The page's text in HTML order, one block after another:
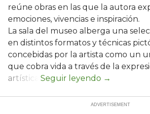
reúne obras en las que la autora
emociones, vivencias e inspiración.
La sala del museo alberga una
en distintos formatos y técnicas
concebidas por la artista como un
que cobra vida a través de la
artística.